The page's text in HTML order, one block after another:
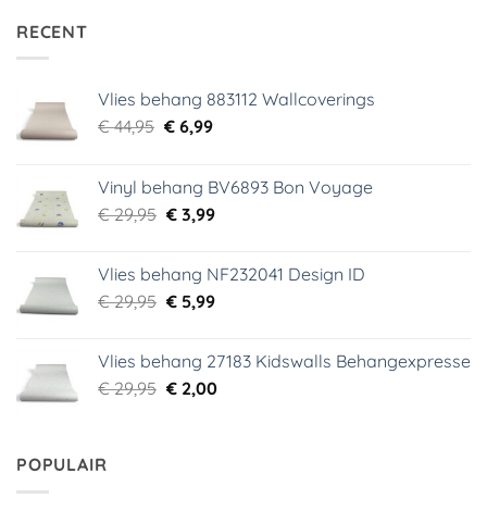
RECENT
Vlies behang 883112 Wallcoverings
€44,95 Oorspronkelijke
€ 44,95.
€6,99Huidige
€ 6,99.
Vinyl behang BV6893 Bon Voyage
€29,95 Oorspronkelijke
€ 29,95.
€3,99Huidige
€ 3,99.
Vlies behang NF232041 Design ID
€29,95 Oorspronkelijke
€ 29,95.
€5,99Huidige
€ 5,99.
Vlies behang 27183 Kidswalls Behangexpresse
€29,95 Oorspronkelijke
€2,00Huidige
POPULAIR